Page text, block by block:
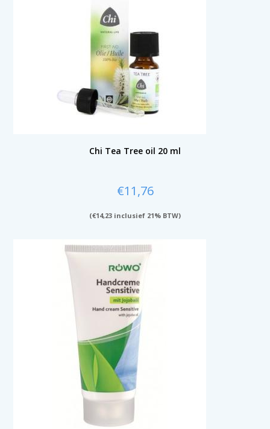
Chi Tea Tree oil 20 ml
€11,76
(€14,23 inclusief 21% BTW)